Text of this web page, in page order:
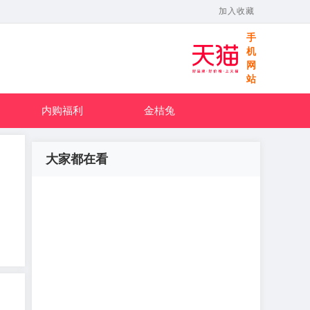
加入收藏
手
机
网
站
内购福利 金桔兔
大家都在看